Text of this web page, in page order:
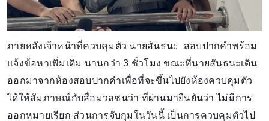
ภายหลังเจ้าหน้าที่ควบคุมตัว นายสันธนะ สอบปากคำพร้อม
แจ้งข้อหาเพิ่มเติม นานกว่า 3 ชั่วโมง ขณะที่นายสันธนะเดิน
ออกมาจากห้องสอบปากคำเพื่อที่จะขึ้นไปยังห้องควบคุมตัว
ได้ให้สัมภาษณ์กับสื่อมวลชนว่า ที่ผ่านมายืนยันว่า ไม่มีการ
ออกหมายเรียก ส่วนการจับกุมในวันนี้ เป็นการควบคุมตัวไป